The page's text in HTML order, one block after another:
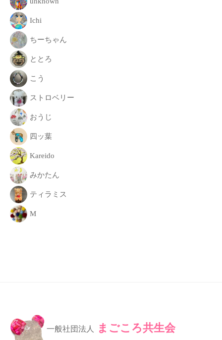
ま
す
。
Ichi
ちーちゃん
ととろ
こう
ストロベリー
おうじ
四ッ葉
Kareido
みかたん
ティラミス
M
一般社団法人 まごころ共生会